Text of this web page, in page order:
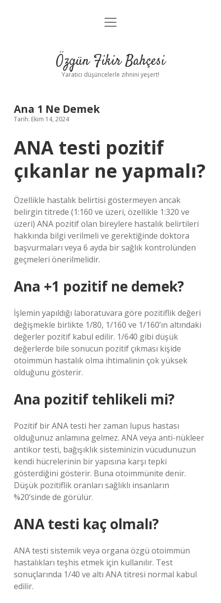
Anasayfa
Yasal Uyarı
menüyü
Özgün Fikir Bahçesi
Yaratıcı düşüncelerle zihnini yeşert!
Ana 1 Ne Demek
Tarih: Ekim 14, 2024
ANA testi pozitif
çıkanlar ne yapmalı?
Özellikle hastalık belirtisi göstermeyen ancak
belirgin titrede (1:160 ve üzeri, özellikle 1:320 ve
üzeri) ANA pozitif olan bireylere hastalık belirtileri
hakkında bilgi verilmeli ve gerektiğinde doktora
başvurmaları veya 6 ayda bir sağlık kontrolünden
geçmeleri önerilmelidir.
Ana +1 pozitif ne demek?
İşlemin yapıldığı laboratuvara göre pozitiflik değeri
değişmekle birlikte 1/80, 1/160 ve 1/160’ın altındaki
değerler pozitif kabul edilir. 1/640 gibi düşük
değerlerde bile sonucun pozitif çıkması kişide
otoimmün hastalık olma ihtimalinin çok yüksek
olduğunu gösterir.
Ana pozitif tehlikeli mi?
Pozitif bir ANA testi her zaman lupus hastası
olduğunuz anlamına gelmez. ANA veya anti-nükleer
antikor testi, bağışıklık sisteminizin vücudunuzun
kendi hücrelerinin bir yapısına karşı tepki
gösterdiğini gösterir. Buna otoimmünite denir.
Düşük pozitiflik oranları sağlıklı insanların
%20’sinde de görülür.
ANA testi kaç olmalı?
ANA testi sistemik veya organa özgü otoimmün
hastalıkları teşhis etmek için kullanılır. Test
sonuçlarında 1/40 ve altı ANA titresi normal kabul
edilir.